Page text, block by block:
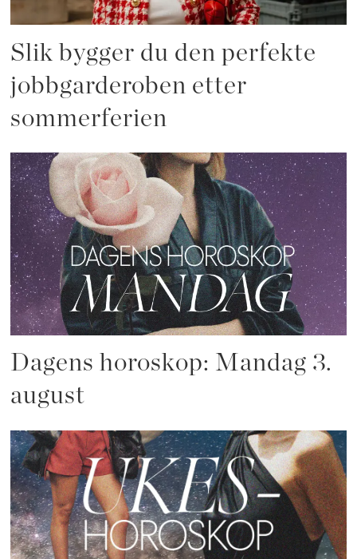
Slik bygger du den perfekte
jobbgarderoben etter
sommerferien
Dagens horoskop: Mandag 3.
august